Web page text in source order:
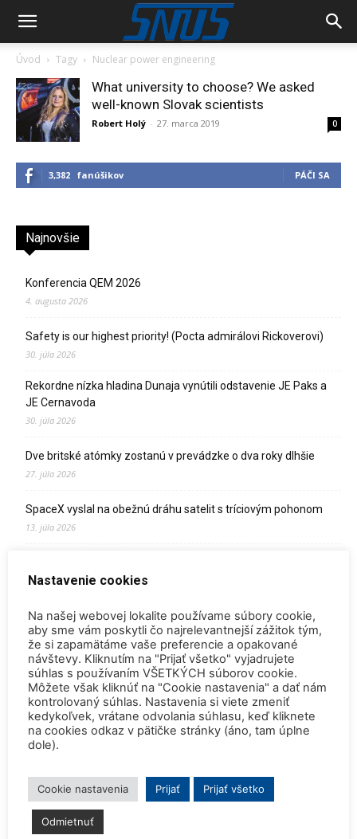
Úvod Tagy Nuclear power engineering
What university to choose? We asked
well-known Slovak scientists
Robert Holý - 27. marca 2019 0
3,382 fanúšikov PÁČI SA
Najnovšie
Konferencia QEM 2026
4. augusta 2026
Safety is our highest priority! (Pocta admirálovi Rickoverovi)
30. júla 2026
Rekordne nízka hladina Dunaja vynútili odstavenie JE Paks a
JE Cernavoda
30. júla 2026
Dve britské atómky zostanú v prevádzke o dva roky dlhšie
27. júla 2026
SpaceX vyslal na obežnú dráhu satelit s tríciovým pohonom
13. júla 2026
2. júla 2026
Palivo v Mochovciach 4: Slovensko upevňuje pozíciu medzi
jadrovou špičkou Európy
2. júla 2026
Startup Helion získal stámilióny na fúznu elektráreň pre
Microsoft
15. júna 2026
Prednáška o jadrovej energetike zaujala študentov aj
9. júna 2026
Povolenie jadrového dozoru pre 4.blok EMO
9. júna 2026
Nastavenie cookies
Na našej webovej lokalite používame súbory cookie,
aby sme vám poskytli čo najrelevantnejší zážitok tým,
že si zapamätáme vaše preferencie a opakované
návštevy. Kliknutím na "Prijať všetko" vyjadrujete
súhlas s používaním VŠETKÝCH súborov cookie.
Môžete však kliknúť na "Cookie nastavenia" a dať nám
kontrolovaný súhlas. Nastavenia si viete zmeniť
kedykoľvek, vrátane odvolania súhlasu, keď kliknete
na cookies odkaz v pätičke stránky (áno, tam úplne
dole).
Cookie nastavenia Prijať Prijať všetko
Odmietnuť